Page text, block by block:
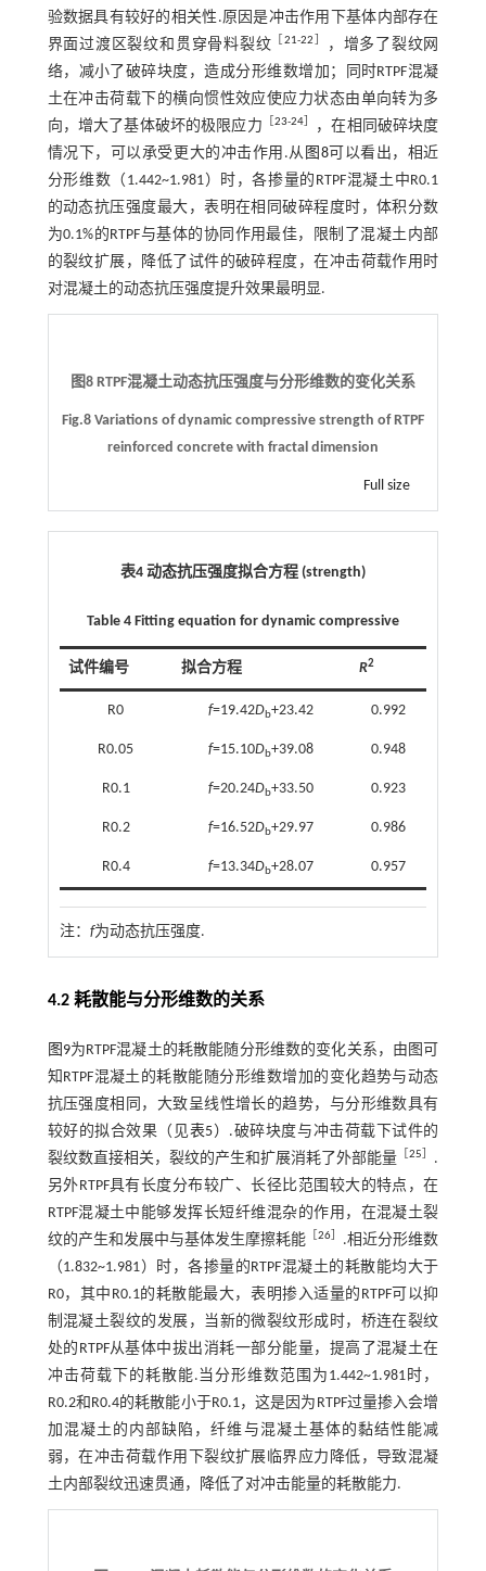
验数据具有较好的相关性.原因是冲击作用下基体内部存在
界面过渡区裂纹和贯穿骨料裂纹 ［21-22
，增多了裂纹网
络，减小了破碎块度，造成分形维数增加；同时RTPF混凝
土在冲击荷载下的横向惯性效应使应力状态由单向转为多
向，增大了基体破坏的极限应力
23-24］
，在相同破碎块度
情况下，可以承受更大的冲击作用.从 图8可以看出，相近
分形维数（1.442~1.981）时，各掺量的RTPF混凝土中R0.1
的动态抗压强度最大，表明在相同破碎程度时，体积分数
为0.1%的RTPF与基体的协同作用最佳，限制了混凝土内部
的裂纹扩展，降低了试件的破碎程度，在冲击荷载作用时
对混凝土的动态抗压强度提升效果最明显.
图8 RTPF混凝土动态抗压强度与分形维数的变化关系
Fig.8 Variations of dynamic compressive strength of RTPF
reinforced concrete with fractal dimension
Full size
表4 动态抗压强度拟合方程 (strength)
Table 4 Fitting equation for dynamic compressive
试件编号 拟合方程 R2
R0 f=19.42Db+23.42 0.992
R0.05 f=15.10Db+39.08 0.948
R0.1 f=20.24Db+33.50 0.923
R0.2 f=16.52Db+29.97 0.986
R0.4 f=13.34Db+28.07 0.957
注： f为动态抗压强度.
4.2 耗散能与分形维数的关系
图9为RTPF混凝土的耗散能随分形维数的变化关系，由图可
知RTPF混凝土的耗散能随分形维数增加的变化趋势与动态
抗压强度相同，大致呈线性增长的趋势，与分形维数具有
较好的拟合效果（见表5）.破碎块度与冲击荷载下试件的
裂纹数直接相关，裂纹的产生和扩展消耗了外部能量 ［25
.
另外RTPF具有长度分布较广、长径比范围较大的特点，在
RTPF混凝土中能够发挥长短纤维混杂的作用，在混凝土裂
纹的产生和发展中与基体发生摩擦耗能 ［26
.相近分形维数
（1.832~1.981）时，各掺量的RTPF混凝土的耗散能均大于
R0，其中R0.1的耗散能最大，表明掺入适量的RTPF可以抑
制混凝土裂纹的发展，当新的微裂纹形成时，桥连在裂纹
处的RTPF从基体中拔出消耗一部分能量，提高了混凝土在
冲击荷载下的耗散能.当分形维数范围为1.442~1.981时，
R0.2和R0.4的耗散能小于R0.1，这是因为RTPF过量掺入会增
加混凝土的内部缺陷，纤维与混凝土基体的黏结性能减
弱，在冲击荷载作用下裂纹扩展临界应力降低，导致混凝
土内部裂纹迅速贯通，降低了对冲击能量的耗散能力.